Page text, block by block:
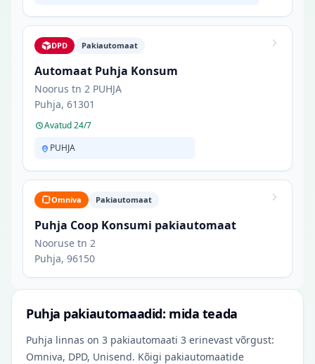
DPD Pakiautomaat
Automaat Puhja Konsum
Noorus tn 2 PUHJA
Puhja, 61301
Avatud 24/7
PUHJA
Omniva Pakiautomaat
Puhja Coop Konsumi pakiautomaat
Nooruse tn 2
Puhja, 96150
Puhja pakiautomaadid: mida teada
Puhja linnas on 3 pakiautomaati 3 erinevast võrgust:
Omniva, DPD, Unisend. Kõigi pakiautomaatide